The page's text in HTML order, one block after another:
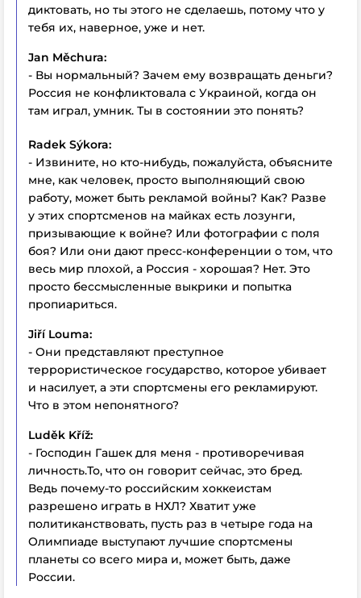
диктовать, но ты этого не сделаешь, потому что у
тебя их, наверное, уже и нет.
Jan Měchura:
- Вы нормальный? Зачем ему возвращать деньги?
Россия не конфликтовала с Украиной, когда он
там играл, умник. Ты в состоянии это понять?
Radek Sýkora:
- Извините, но кто-нибудь, пожалуйста, объясните
мне, как человек, просто выполняющий свою
работу, может быть рекламой войны? Как? Разве
у этих спортсменов на майках есть лозунги,
призывающие к войне? Или фотографии с поля
боя? Или они дают пресс-конференции о том, что
весь мир плохой, а Россия - хорошая? Нет. Это
просто бессмысленные выкрики и попытка
пропиариться.
Jiří Louma:
- Они представляют преступное
террористическое государство, которое убивает
и насилует, а эти спортсмены его рекламируют.
Что в этом непонятного?
Luděk Kříž:
- Господин Гашек для меня - противоречивая
личность.То, что он говорит сейчас, это бред.
Ведь почему-то российским хоккеистам
разрешено играть в НХЛ? Хватит уже
политиканствовать, пусть раз в четыре года на
Олимпиаде выступают лучшие спортсмены
планеты со всего мира и, может быть, даже
России.